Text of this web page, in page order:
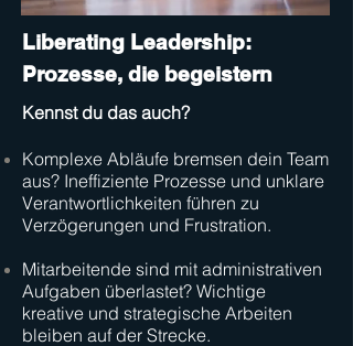
Liberating Leadership:
Prozesse, die begeistern
Kennst du das auch?
Komplexe Abläufe bremsen dein Team
aus? Ineffiziente Prozesse und unklare
Verantwortlichkeiten führen zu
Verzögerungen und Frustration.
Mitarbeitende sind mit administrativen
Aufgaben überlastet? Wichtige
kreative und strategische Arbeiten
bleiben auf der Strecke.